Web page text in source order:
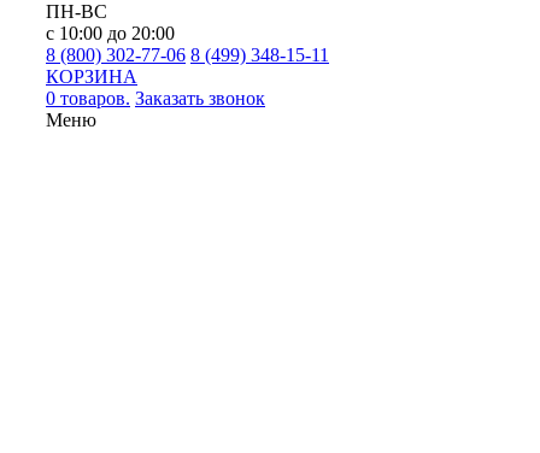
ПН-ВС
с 10:00 до 20:00
8 (800) 302-77-06 8 (499) 348-15-11
КОРЗИНА
0 товаров. Заказать звонок
Меню